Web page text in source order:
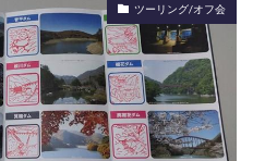
ツーリング/オフ会